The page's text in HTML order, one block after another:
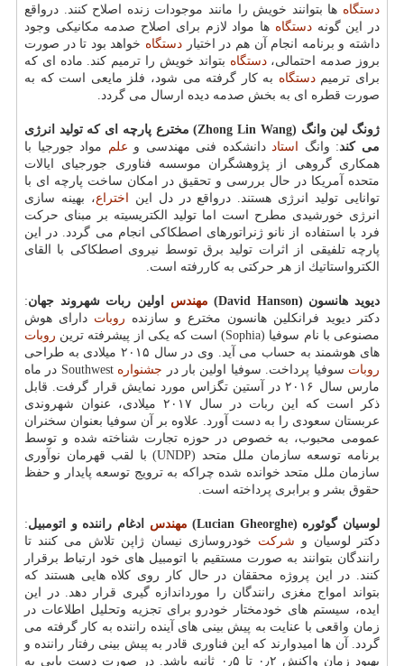
دستگاه ها بتوانند خویش را مانند موجودات زنده اصلاح كنند. درواقع
در این گونهدستگاه ها مواد لازم برای اصلاح صدمه مكانیكی وجود
داشته و برنامه انجام آن هم در اختیار دستگاه خواهد بود تا در صورت
بروز صدمه احتمالی،دستگاه بتواند خویش را ترمیم كند. ماده ای كه
برای ترمیمدستگاه به كار گرفته می شود، فلز مایعی است كه به
صورت قطره ای به بخش صدمه دیده ارسال می گردد.
ژونگ لین وانگ (Zhong Lin Wang) مخترع پارچه ای كه تولید انرژی
می كند: وانگ استاد دانشكده فنی مهندسی و علم
مواد جورجیا با
همكاری گروهی از پژوهشگران موسسه فناوری جورجیای ایالات
متحده آمریكا در حال بررسی و تحقیق در امكان ساخت پارچه ای با
توانایی تولید انرژی هستند. درواقع در دل این اختراع، بهینه سازی
انرژی خورشیدی مطرح است اما تولید الكتریسیته بر مبنای حركت
فرد با استفاده از نانو ژنراتورهای اصطكاكی انجام می گردد. در این
پارچه تلفیقی از اثرات تولید برق توسط نیروی اصطكاكی با القای
الكترواستاتیك از هر حركتی به كاررفته است.
دیوید هانسون (David Hanson
) مهندس اولین ربات شهروند جهان:
دكتر دیوید فرانكلین هانسون مخترع و سازنده روبات دارای هوش
مصنوعی با نام سوفیا (Sophia) است كه یكی از پیشرفته ترین
روبات
های هوشمند به حساب می آید. وی در سال ۲۰۱۵ میلادی به طراحی
روبات سوفیا پرداخت. سوفیا اولین بار در جشنواره
Southwest در ماه
مارس سال ۲۰۱۶ در آستین تگزاس مورد نمایش قرار گرفت. قابل
ذكر است كه این ربات در سال ۲۰۱۷ میلادی، عنوان شهروندی
عربستان سعودی را به دست آورد. علاوه بر آن سوفیا بعنوان سخنران
عمومی محبوب، به خصوص در حوزه تجارت شناخته شده و توسط
برنامه توسعه سازمان ملل متحد (UNDP) با لقب قهرمان نوآوری
سازمان ملل متحد خوانده شده چراكه به ترویج توسعه پایدار و حفظ
حقوق بشر و برابری پرداخته است.
لوسیان گوئوره (Lucian Gheorghe
) مهندس ادغام راننده و اتومبیل:
دكتر لوسیان و شركت خودروسازی نیسان ژاپن تلاش می كنند تا
رانندگان بتوانند به صورت مستقیم با اتومبیل های خود ارتباط برقرار
كنند. در این پروژه محققان در حال كار روی كلاه هایی هستند كه
بتواند امواج مغزی رانندگان را مورداندازه گیری قرار دهد. در این
ایده، سیستم های خودمختار خودرو برای تجزیه وتحلیل اطلاعات در
زمان واقعی با عنایت به پیش بینی های آینده راننده به كار گرفته می
گردد. آن ها امیدوارند كه این فناوری قادر به پیش بینی رفتار راننده و
بهبود زمان واكنش ۰٫۲ تا ۰٫۵ ثانیه باشد. در صورت دست یابی به